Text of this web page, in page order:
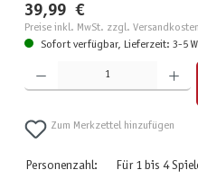
39,99 €
Preise inkl. MwSt. zzgl. Versandkosten
Sofort verfügbar, Lieferzeit: 3-5
Produkt Anzahl: Gib den gewünschten Wert
Zum Merkzettel hinzufügen
Personenzahl:
Für 1 bis 4